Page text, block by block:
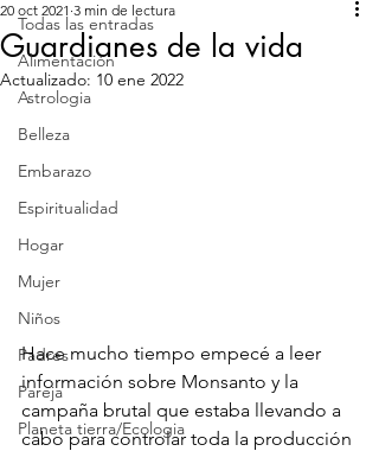
Todas las entradas
Alimentación
Astrologia
Belleza
Embarazo
Espiritualidad
Hogar
Mujer
Niños
Padres
Pareja
Planeta tierra/Ecologia
Guardianes de la vida
20 oct 2021 3 min de lectura
Actualizado: 10 ene 2022
Hace mucho tiempo empecé a leer
información sobre Monsanto y la
campaña brutal que estaba llevando a
cabo para controlar toda la producción